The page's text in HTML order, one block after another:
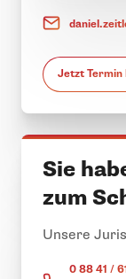
Jetzt Termin
Sie
zum
Unsere
0 88 41 /